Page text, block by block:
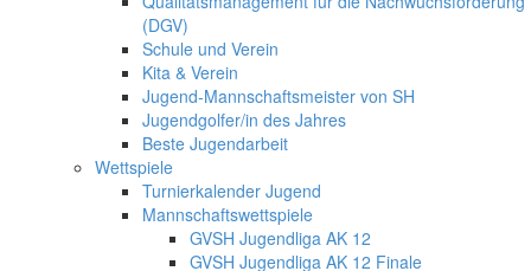
(DGV)
Schule und Verein
Kita & Verein
Jugend-Mannschaftsmeister von SH
Jugendgolfer/in des Jahres
Beste Jugendarbeit
Wettspiele
Turnierkalender Jugend
Mannschaftswettspiele
GVSH Jugendliga AK 12
GVSH Jugendliga AK 12 Finale